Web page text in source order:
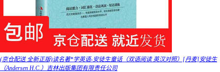
(京仓配送 全新正版)读名著*学英语-安徒生童话（双语阅读 英汉对照）[丹麦]安徒生
（Andersen H.C.）吉林出版集团有限责任公司